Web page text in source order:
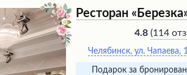
Ресторан
4.8 (114
Челябинск, ул. Чапаева,
Подарок за